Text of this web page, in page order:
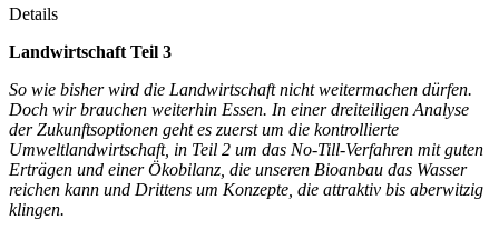
Details
Landwirtschaft Teil 3
So wie bisher wird die Landwirtschaft nicht weitermachen dürfen.
Doch wir brauchen weiterhin Essen. In einer dreiteiligen Analyse
der Zukunftsoptionen geht es zuerst um die kontrollierte
Umweltlandwirtschaft, in Teil 2 um das No-Till-Verfahren mit guten
Erträgen und einer Ökobilanz, die unseren Bioanbau das Wasser
reichen kann und Drittens um Konzepte, die attraktiv bis aberwitzig
klingen.